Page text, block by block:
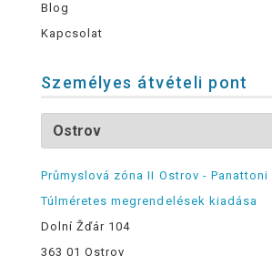
Blog
Kapcsolat
Személyes átvételi pont
Průmyslová zóna II Ostrov - Panattoni
Túlméretes megrendelések kiadása
Dolní Žďár 104
363 01 Ostrov